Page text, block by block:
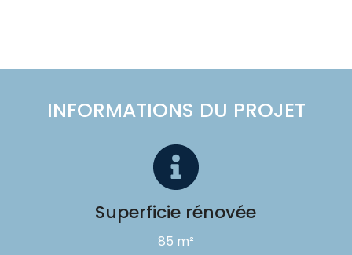
INFORMATIONS DU PROJET
Superficie rénovée
85 m²